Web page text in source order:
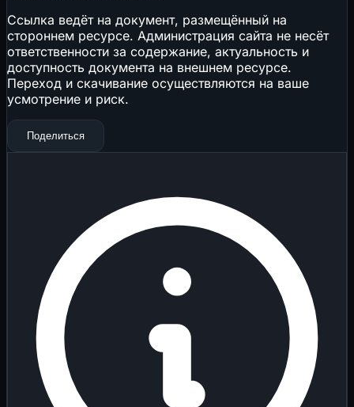
Ссылка ведёт на документ, размещённый на
стороннем ресурсе. Администрация сайта не несёт
ответственности за содержание, актуальность и
доступность документа на внешнем ресурсе.
Переход и скачивание осуществляются на ваше
усмотрение и риск.
Поделиться